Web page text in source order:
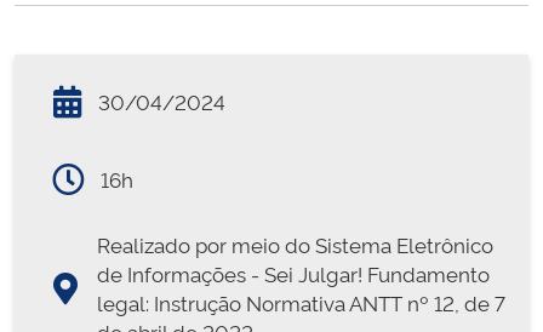
30/04/2024
16h
Realizado por meio do Sistema Eletrônico
de Informações - Sei Julgar! Fundamento
legal: Instrução Normativa ANTT nº 12, de 7